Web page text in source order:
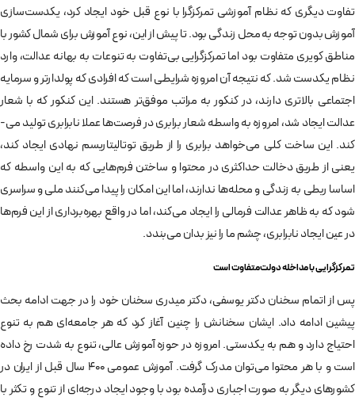
تفاوت دیگری که نظام آموزشی تمرکزگرا با نوع قبل خود ایجاد کرد، یکدست‌­سازی
آموزش بدون توجه به محل زندگی بود. تا پیش از این، نوع آموزش برای شمال کشور با
مناطق کویری متفاوت بود اما تمرکزگرایی بی­‌تفاوت به تنوعات به بهانه عدالت، وارد
نظام یکدست شد. که نتیجه آن امروزه شرایطی است که افرادی که پولدارتر و سرمایه
اجتماعی بالاتری دارند، در کنکور به مراتب موفق­‌تر هستند. این کنکور که با شعار
عدالت ایجاد شد، امروزه به واسطه شعار برابری در فرصت­‌ها عملا نابرابری تولید می‌­
کند. این ساخت کلی می‌خواهد برابری را از طریق توتالیتاریسم نهادی ایجاد کند،
یعنی از طریق دخالت حداکثری در محتوا و ساختن فرم‌هایی که به این واسطه که
اساسا ربطی به زندگی و محله‌­ها ندارند، اما این امکان را پیدا می‌­کنند ملی و سراسری
شود که به ظاهر عدالت فرمالی را ایجاد می‌­کند، اما در واقع بهره‌­برداری از این فرم‌­ها
در عین ایجاد نابرابری، چشم ما را نیز بدان می­‌بندد.
تمرکزگرایی با مداخله دولت متفاوت است
پس از اتمام سخنان دکتر یوسفی، دکتر میدری سخنان خود را در جهت ادامه بحث
پیشین ادامه داد. ایشان سخنانش را چنین آغاز کرد که هر جامعه‌­ای هم به تنوع
احتیاج دارد و هم به یکدستی. امروزه در حوزه آموزش عالی، تنوع به شدت رخ داده
است و با هر محتوا می‌توان مدرک گرفت. آموزش عمومی 400 سال قبل از ایران در
کشورهای دیگر به صورت اجباری درآمده بود با وجود ایجاد درجه­‌ای از تنوع و تکثر با